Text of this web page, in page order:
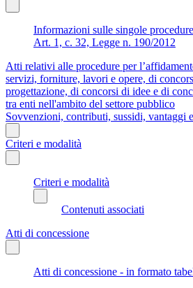
Informazioni sulle singole
Art. 1, c. 32, Legge n. 190/2012
Atti relativi alle procedure per
servizi, forniture, lavori e opere, di
progettazione, di concorsi di idee e di
tra enti nell'ambito del settore pubblico
Sovvenzioni, contributi, sussidi, vantaggi
Criteri e modalità
Criteri e modalità
Contenuti associati
Atti di concessione
Atti di concessione - in formato